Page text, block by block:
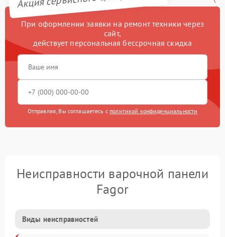
При оформлении заявки на ремонт техники через
сайт,
действует персональная бессрочная скидка
Отправляя, Вы соглашаетесь с политикой конфиденциальности
Неисправности варочной панели
Fagor
Виды неисправностей